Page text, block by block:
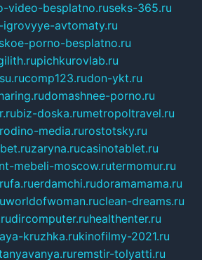
video-besplatno.ruseks-365.ru
avtomaty.ru
porno-besplatno.ru
pichkurovlab.ru
comp123.rudon-ykt.ru
domashnee-porno.ru
biz-doska.rumetropoltravel.ru
media.rurostotsky.ru
zaryna.rucasinotablet.ru
mebeli-moscow.rutermomur.ru
erdamchi.rudoramamama.ru
worldofwoman.ruclean-dreams.ru
dircomputer.ruhealthenter.ru
kruzhka.rukinofilmy-2021.ru
remstir-tolyatti.ru